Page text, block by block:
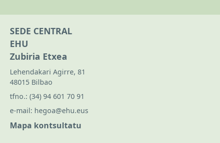
SEDE CENTRAL
EHU
Zubiria Etxea
Lehendakari Agirre, 81
48015 Bilbao
tfno.: (34) 94 601 70 91
e-mail: hegoa@ehu.eus
Mapa kontsultatu